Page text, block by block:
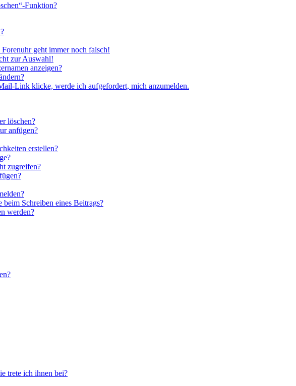
Funktion?
geht immer noch falsch!
zur Auswahl!
anzeigen?
Link klicke, werde ich aufgefordert, mich anzumelden.
löschen?
anfügen?
erstellen?
zugreifen?
Schreiben eines Beitrags?
werden?
trete ich ihnen bei?